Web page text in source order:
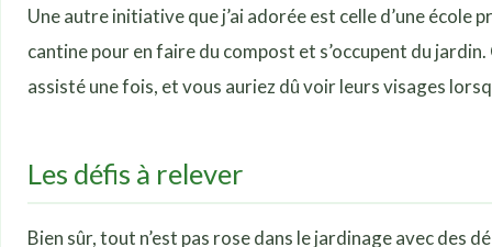
Une autre initiative que j’ai adorée est celle d’une école
cantine pour en faire du compost et s’occupent du
assisté une fois, et vous auriez dû voir leurs visages
Les défis à relever
Bien sûr, tout n’est pas rose dans le jardinage avec des